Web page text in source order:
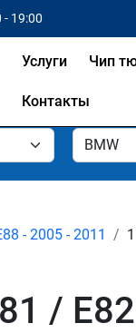
- 19:00
Услуги Чип
Контакты
- 2005 - 2011
/